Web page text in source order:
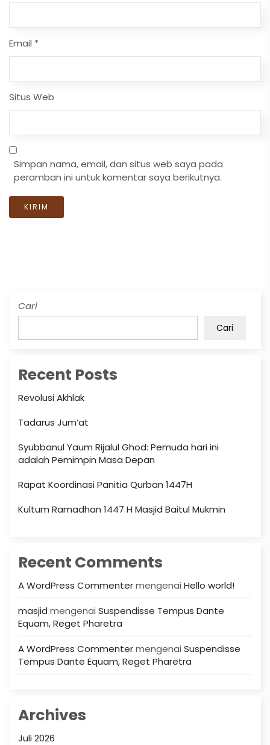
Email *
Situs Web
Simpan nama, email, dan situs web saya pada
peramban ini untuk komentar saya berikutnya.
Cari
Cari
Recent Posts
Revolusi Akhlak
Tadarus Jum’at
Syubbanul Yaum Rijalul Ghod: Pemuda hari ini
adalah Pemimpin Masa Depan
Rapat Koordinasi Panitia Qurban 1447H
Kultum Ramadhan 1447 H Masjid Baitul Mukmin
Recent Comments
A WordPress Commentermengenai Hello world!
masjid mengenai Suspendisse Tempus Dante
Equam, Reget Pharetra
A WordPress Commentermengenai Suspendisse
Tempus Dante Equam, Reget Pharetra
Archives
Juli 2026